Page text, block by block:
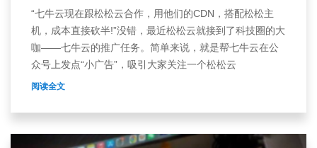
“七牛云现在跟松松云合作，用他们的CDN，搭配松松主
机，成本直接砍半!”没错，最近松松云就接到了科技圈的大
咖——七牛云的推广任务。简单来说，就是帮七牛云在公
众号上发点“小广告”，吸引大家关注一个松松云
阅读全文